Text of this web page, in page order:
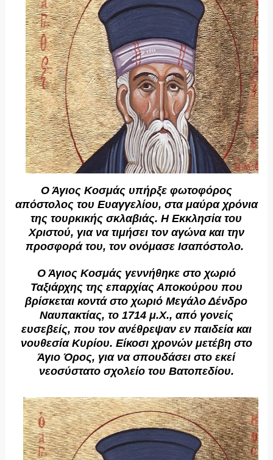
Ο Άγιος Κοσμάς υπήρξε φωτοφόρος
απόστολος του Ευαγγελίου, στα μαύρα χρόνια
της τουρκικής σκλαβιάς. Η Εκκλησία του
Χριστού, για να τιμήσει τον αγώνα και την
προσφορά του, τον ονόμασε Ισαπόστολο.
Ο Άγιος Κοσμάς γεννήθηκε στο χωριό
Ταξιάρχης της επαρχίας Αποκούρου που
βρίσκεται κοντά στο χωριό Μεγάλο Δένδρο
Ναυπακτίας, το 1714 μ.Χ., από γονείς
ευσεβείς, που τον ανέθρεψαν εν παιδεία και
νουθεσία Κυρίου. Είκοσι χρονών μετέβη στο
Άγιο Όρος, για να σπουδάσει στο εκεί
νεοσύστατο σχολείο του Βατοπεδίου.